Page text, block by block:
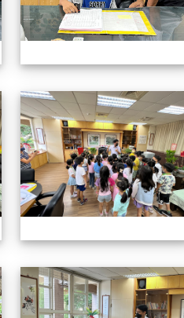
認識校長室活動
認識校長室活動